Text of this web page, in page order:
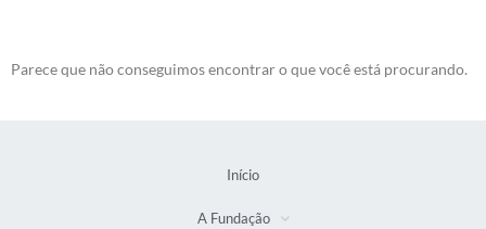
Parece que não conseguimos encontrar o que você está procurando.
Início
A Fundação